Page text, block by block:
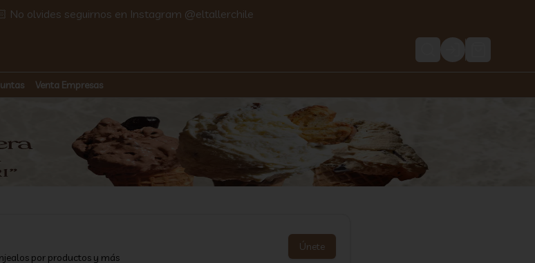
No olvides seguirnos en Instagram @eltallerchile
Login
Venta Empresas
por productos y más
Únete